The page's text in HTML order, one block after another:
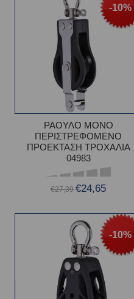
-10%
ΡΑΟΥΛΟ ΜΟΝΟ
ΠΕΡΙΣΤΡΕΦΟΜΕΝΟ
ΠΡΟΕΚΤΑΣΗ ΤΡΟΧΑΛΙΑ
04983
€27,39 €24,65
-10%